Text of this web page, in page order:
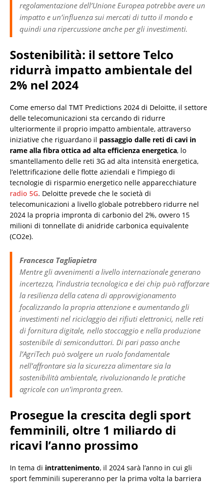
regolamentazione dell’Unione Europea potrebbe avere un
impatto e un’influenza sui mercati di tutto il mondo e
quindi una ripercussione anche per gli investimenti.
Sostenibilità: il settore Telco
ridurrà impatto ambientale del
2% nel 2024
Come emerso dal TMT Predictions 2024 di Deloitte, il settore
delle telecomunicazioni sta cercando di ridurre
ulteriormente il proprio impatto ambientale, attraverso
iniziative che riguardano il passaggio dalle reti di cavi in
rame alla fibra ottica ad alta efficienza energetica, lo
smantellamento delle reti 3G ad alta intensità energetica,
l’elettrificazione delle flotte aziendali e l’impiego di
tecnologie di risparmio energetico nelle apparecchiature
radio 5G. Deloitte prevede che le società di
telecomunicazioni a livello globale potrebbero ridurre nel
2024 la propria impronta di carbonio del 2%, ovvero 15
milioni di tonnellate di anidride carbonica equivalente
(CO2e).
Francesca Tagliapietra
Mentre gli avvenimenti a livello internazionale generano
incertezza, l’industria tecnologica e dei chip può rafforzare
la resilienza della catena di approvvigionamento
focalizzando la propria attenzione e aumentando gli
investimenti nel riciclaggio dei rifiuti elettronici, nelle reti
di fornitura digitale, nello stoccaggio e nella produzione
sostenibile di semiconduttori. Di pari passo anche
l’AgriTech può svolgere un ruolo fondamentale
nell’affrontare sia la sicurezza alimentare sia la
sostenibilità ambientale, rivoluzionando le pratiche
agricole con un’impronta green.
Prosegue la crescita degli sport
femminili, oltre 1 miliardo di
ricavi l’anno prossimo
In tema di intrattenimento, il 2024 sarà l’anno in cui gli
sport femminili supereranno per la prima volta la barriera